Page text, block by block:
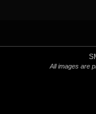
All images are